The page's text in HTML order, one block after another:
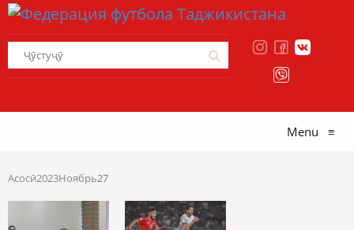
Menu ≡
Асосӣ2023Ноябрь27